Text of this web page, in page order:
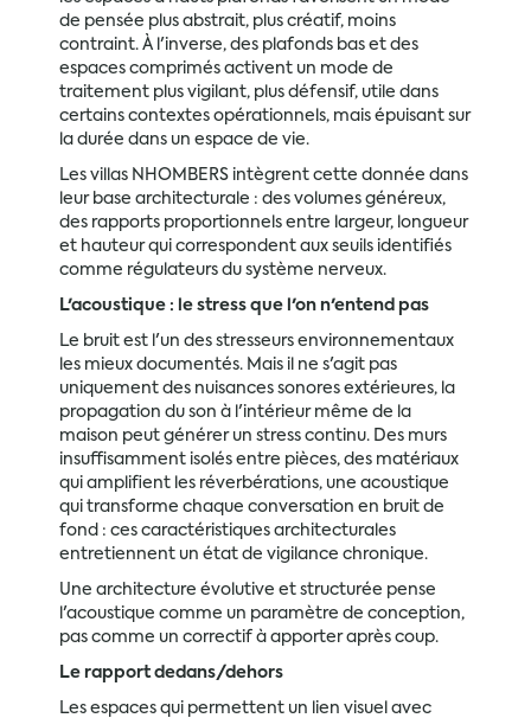
de pensée plus abstrait, plus créatif, moins
contraint. À l'inverse, des plafonds bas et des
espaces comprimés activent un mode de
traitement plus vigilant, plus défensif, utile dans
certains contextes opérationnels, mais épuisant sur
la durée dans un espace de vie.
Les villas NHOMBERS intègrent cette donnée dans
leur base architecturale : des volumes généreux,
des rapports proportionnels entre largeur, longueur
et hauteur qui correspondent aux seuils identifiés
comme régulateurs du système nerveux.
L'acoustique : le stress que l'on n'entend pas
Le bruit est l'un des stresseurs environnementaux
les mieux documentés. Mais il ne s'agit pas
uniquement des nuisances sonores extérieures, la
propagation du son à l'intérieur même de la
maison peut générer un stress continu. Des murs
insuffisamment isolés entre pièces, des matériaux
qui amplifient les réverbérations, une acoustique
qui transforme chaque conversation en bruit de
fond : ces caractéristiques architecturales
entretiennent un état de vigilance chronique.
Une architecture évolutive et structurée pense
l'acoustique comme un paramètre de conception,
pas comme un correctif à apporter après coup.
Le rapport dedans/dehors
Les espaces qui permettent un lien visuel avec